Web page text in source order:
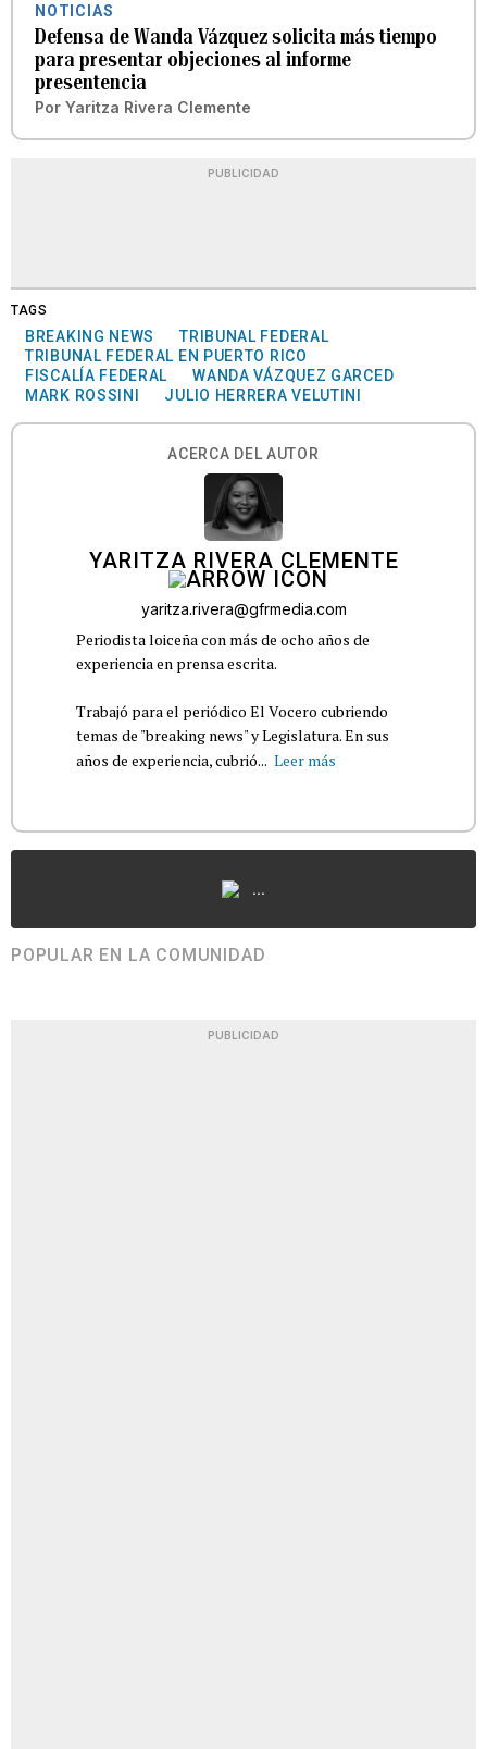
NOTICIAS
Defensa de Wanda Vázquez solicita más tiempo
para presentar objeciones al informe
presentencia
Por Yaritza Rivera Clemente
PUBLICIDAD
TAGS
BREAKING NEWS
TRIBUNAL FEDERAL
TRIBUNAL FEDERAL EN PUERTO RICO
FISCALÍA FEDERAL
WANDA VÁZQUEZ GARCED
MARK ROSSINI
JULIO HERRERA VELUTINI
ACERCA DEL AUTOR
YARITZA RIVERA CLEMENTE
yaritza.rivera@gfrmedia.com
Periodista loiceña con más de ocho años de
experiencia en prensa escrita.
Trabajó para el periódico El Vocero cubriendo
temas de "breaking news" y Legislatura. En sus
años de experiencia, cubrió... Leer más
...
POPULAR EN LA COMUNIDAD
PUBLICIDAD